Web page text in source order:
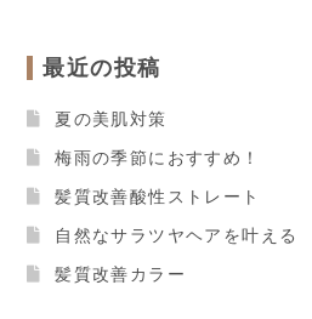
最近の投稿
夏の美肌対策
梅雨の季節におすすめ！
髪質改善酸性ストレート
自然なサラツヤヘアを叶える
髪質改善カラー